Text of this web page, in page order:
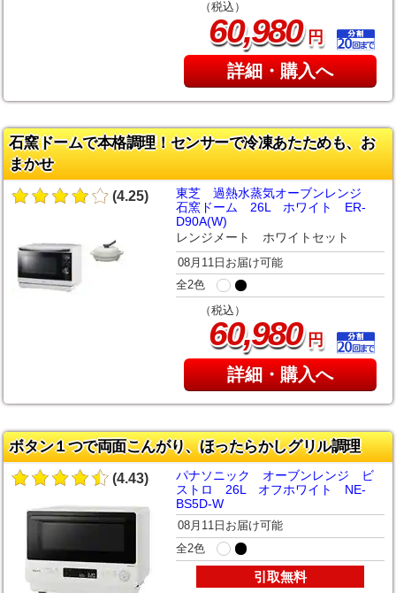
（税込）
60,980円
詳細・購入へ
石窯ドームで本格調理！センサーで冷凍あたためも、お
まかせ
(4.25)
東芝 過熱水蒸気オーブンレンジ
石窯ドーム 26L ホワイト ER-
D90A(W)
レンジメート ホワイトセット
08月11日お届け可能
全2色
（税込）
60,980円
詳細・購入へ
ボタン１つで両面こんがり、ほったらかしグリル調理
(4.43)
パナソニック オーブンレンジ ビ
ストロ 26L オフホワイト NE-
BS5D-W
08月11日お届け可能
全2色
引取無料